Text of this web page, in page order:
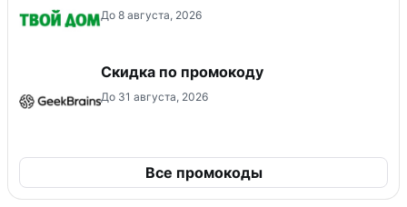
До 8 августа, 2026
Скидка по промокоду
До 31 августа, 2026
Все промокоды